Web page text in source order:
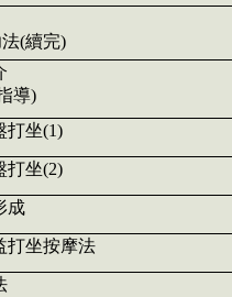
(續完)
導)
打坐(1)
打坐(2)
成
打坐按摩法